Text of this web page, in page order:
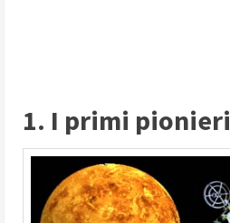
1. I primi pionieri